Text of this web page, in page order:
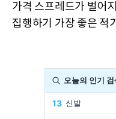
가격 스프레드가 벌어
집행하기 가장 좋은 적